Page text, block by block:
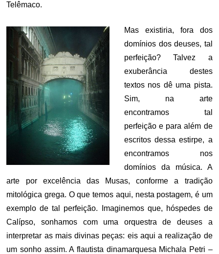
Telêmaco.
Mas existiria, fora dos
domínios dos deuses, tal
perfeição? Talvez a
exuberância destes
textos nos dê uma pista.
Sim, na arte
encontramos tal
perfeição e para além de
escritos dessa estirpe, a
encontramos nos
domínios da música. A
arte por excelência das Musas, conforme a tradição
mitológica grega. O que temos aqui, nesta postagem, é um
exemplo de tal perfeição. Imaginemos que, hóspedes de
Calípso, sonhamos com uma orquestra de deuses a
interpretar as mais divinas peças: eis aqui a realização de
um sonho assim. A flautista dinamarquesa Michala Petri –